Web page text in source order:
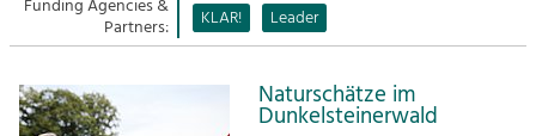
SitemapLandscape.
Tourism
Offer Development and Positioning
Funding Agencies &
Partners: KLAR! Leader
Naturschätze im
Dunkelsteinerwald